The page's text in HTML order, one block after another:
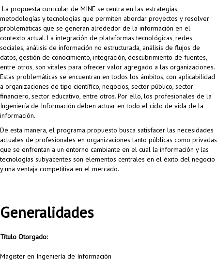
La propuesta curricular de MINE se centra en las estrategias,
metodologías y tecnologías que permiten abordar proyectos y resolver
problemáticas que se generan alrededor de la información en el
contexto actual. La integración de plataformas tecnológicas, redes
sociales, análisis de información no estructurada, análisis de flujos de
datos, gestión de conocimiento, integración, descubrimiento de fuentes,
entre otros, son vitales para ofrecer valor agregado a las organizaciones.
Estas problemáticas se encuentran en todos los ámbitos, con aplicabilidad
a organizaciones de tipo científico, negocios, sector público, sector
financiero, sector educativo, entre otros. Por ello, los profesionales de la
Ingeniería de Información deben actuar en todo el ciclo de vida de la
información.
De esta manera, el programa propuesto busca satisfacer las necesidades
actuales de profesionales en organizaciones tanto públicas como privadas
que se enfrentan a un entorno cambiante en el cual la información y las
tecnologías subyacentes son elementos centrales en el éxito del negocio
y una ventaja competitiva en el mercado.
Generalidades
Título Otorgado:
Magister en Ingeniería de Información
Proyecto de grado
Reingreso
Reintegro
Retiro voluntario
Transferencia
Tarifas